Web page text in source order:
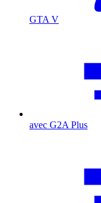
GTA V
avec G2A Plus